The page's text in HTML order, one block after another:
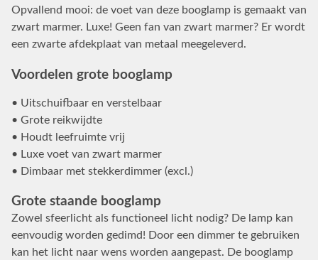
Opvallend mooi: de voet van deze booglamp is gemaakt van
zwart marmer. Luxe! Geen fan van zwart marmer? Er wordt
een zwarte afdekplaat van metaal meegeleverd.
Voordelen grote booglamp
• Uitschuifbaar en verstelbaar
• Grote reikwijdte
• Houdt leefruimte vrij
• Luxe voet van zwart marmer
• Dimbaar met stekkerdimmer (excl.)
Grote staande booglamp
Zowel sfeerlicht als functioneel licht nodig? De lamp kan
eenvoudig worden gedimd! Door een dimmer te gebruiken
kan het licht naar wens worden aangepast. De booglamp